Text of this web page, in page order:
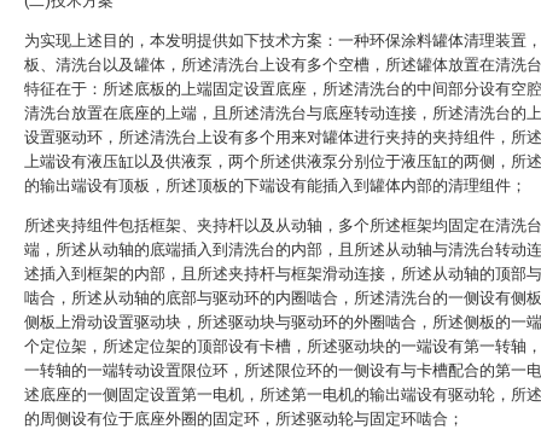
为实现上述目的，本发明提供如下技术方案：一种环保涂料罐体清理装置
板、清洗台以及罐体，所述清洗台上设有多个空槽，所述罐体放置在清洗
特征在于：所述底板的上端固定设置底座，所述清洗台的中间部分设有空
清洗台放置在底座的上端，且所述清洗台与底座转动连接，所述清洗台的
设置驱动环，所述清洗台上设有多个用来对罐体进行夹持的夹持组件，所
上端设有液压缸以及供液泵，两个所述供液泵分别位于液压缸的两侧，所
的输出端设有顶板，所述顶板的下端设有能插入到罐体内部的清理组件；
所述夹持组件包括框架、夹持杆以及从动轴，多个所述框架均固定在清洗
端，所述从动轴的底端插入到清洗台的内部，且所述从动轴与清洗台转动
述插入到框架的内部，且所述夹持杆与框架滑动连接，所述从动轴的顶部
啮合，所述从动轴的底部与驱动环的内圈啮合，所述清洗台的一侧设有侧
侧板上滑动设置驱动块，所述驱动块与驱动环的外圈啮合，所述侧板的一
个定位架，所述定位架的顶部设有卡槽，所述驱动块的一端设有第一转轴
一转轴的一端转动设置限位环，所述限位环的一侧设有与卡槽配合的第一
述底座的一侧固定设置第一电机，所述第一电机的输出端设有驱动轮，所
的周侧设有位于底座外圈的固定环，所述驱动轮与固定环啮合；